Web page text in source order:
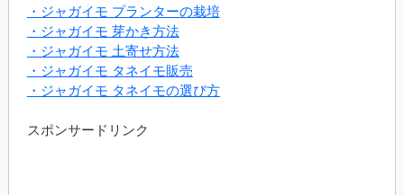
・ジャガイモ プランターの栽培
・ジャガイモ 芽かき方法
・ジャガイモ 土寄せ方法
・ジャガイモ タネイモ販売
・ジャガイモ タネイモの選び方
スポンサードリンク